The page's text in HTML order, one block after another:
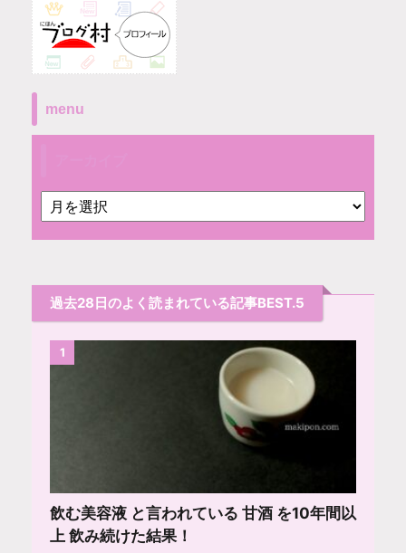
menu
過去28日のよく読まれている記事BEST.5
1
飲む美容液 と言われている 甘酒 を10年間以
上 飲み続けた結果！